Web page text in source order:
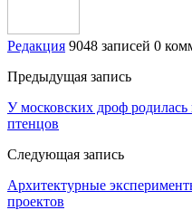
Редакция 9048 записей 0
Предыдущая запись
У московских дроф родилась
птенцов
Следующая запись
Архитектурные
проектов